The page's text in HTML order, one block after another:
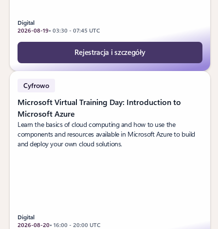
Digital
2026-08-19• 03:30 - 07:45 UTC
Rejestracja i szczegóły
Cyfrowo
Microsoft Virtual Training Day: Introduction to
Microsoft Azure
Learn the basics of cloud computing and how to use the
components and resources available in Microsoft Azure to build
and deploy your own cloud solutions.
Digital
2026-08-20• 16:00 - 20:00 UTC